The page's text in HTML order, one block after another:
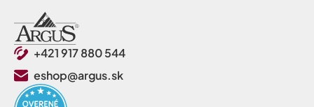
+421 917 880 544
eshop@argus.sk